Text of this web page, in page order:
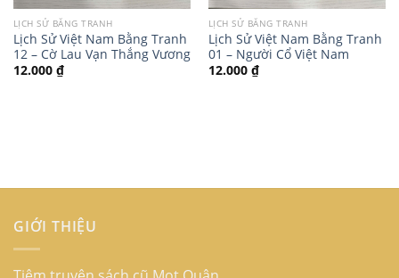
LỊCH SỬ BẰNG TRANH
Lịch Sử Việt Nam Bằng Tranh
12 – Cờ Lau Vạn Thắng Vương
12.000 ₫
LỊCH SỬ BẰNG TRANH
Lịch Sử Việt Nam Bằng Tranh
01 – Người Cổ Việt Nam
12.000 ₫
GIỚI THIỆU